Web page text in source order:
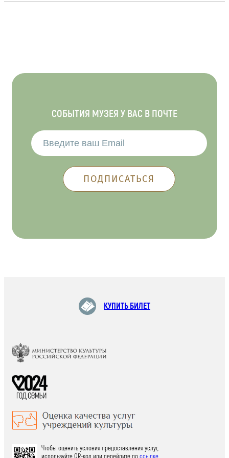
СОБЫТИЯ МУЗЕЯ У ВАС В ПОЧТЕ
КУПИТЬ БИЛЕТ
Чтобы оценить условия предоставления услуг,
используйте QR-код или перейдите поссылке